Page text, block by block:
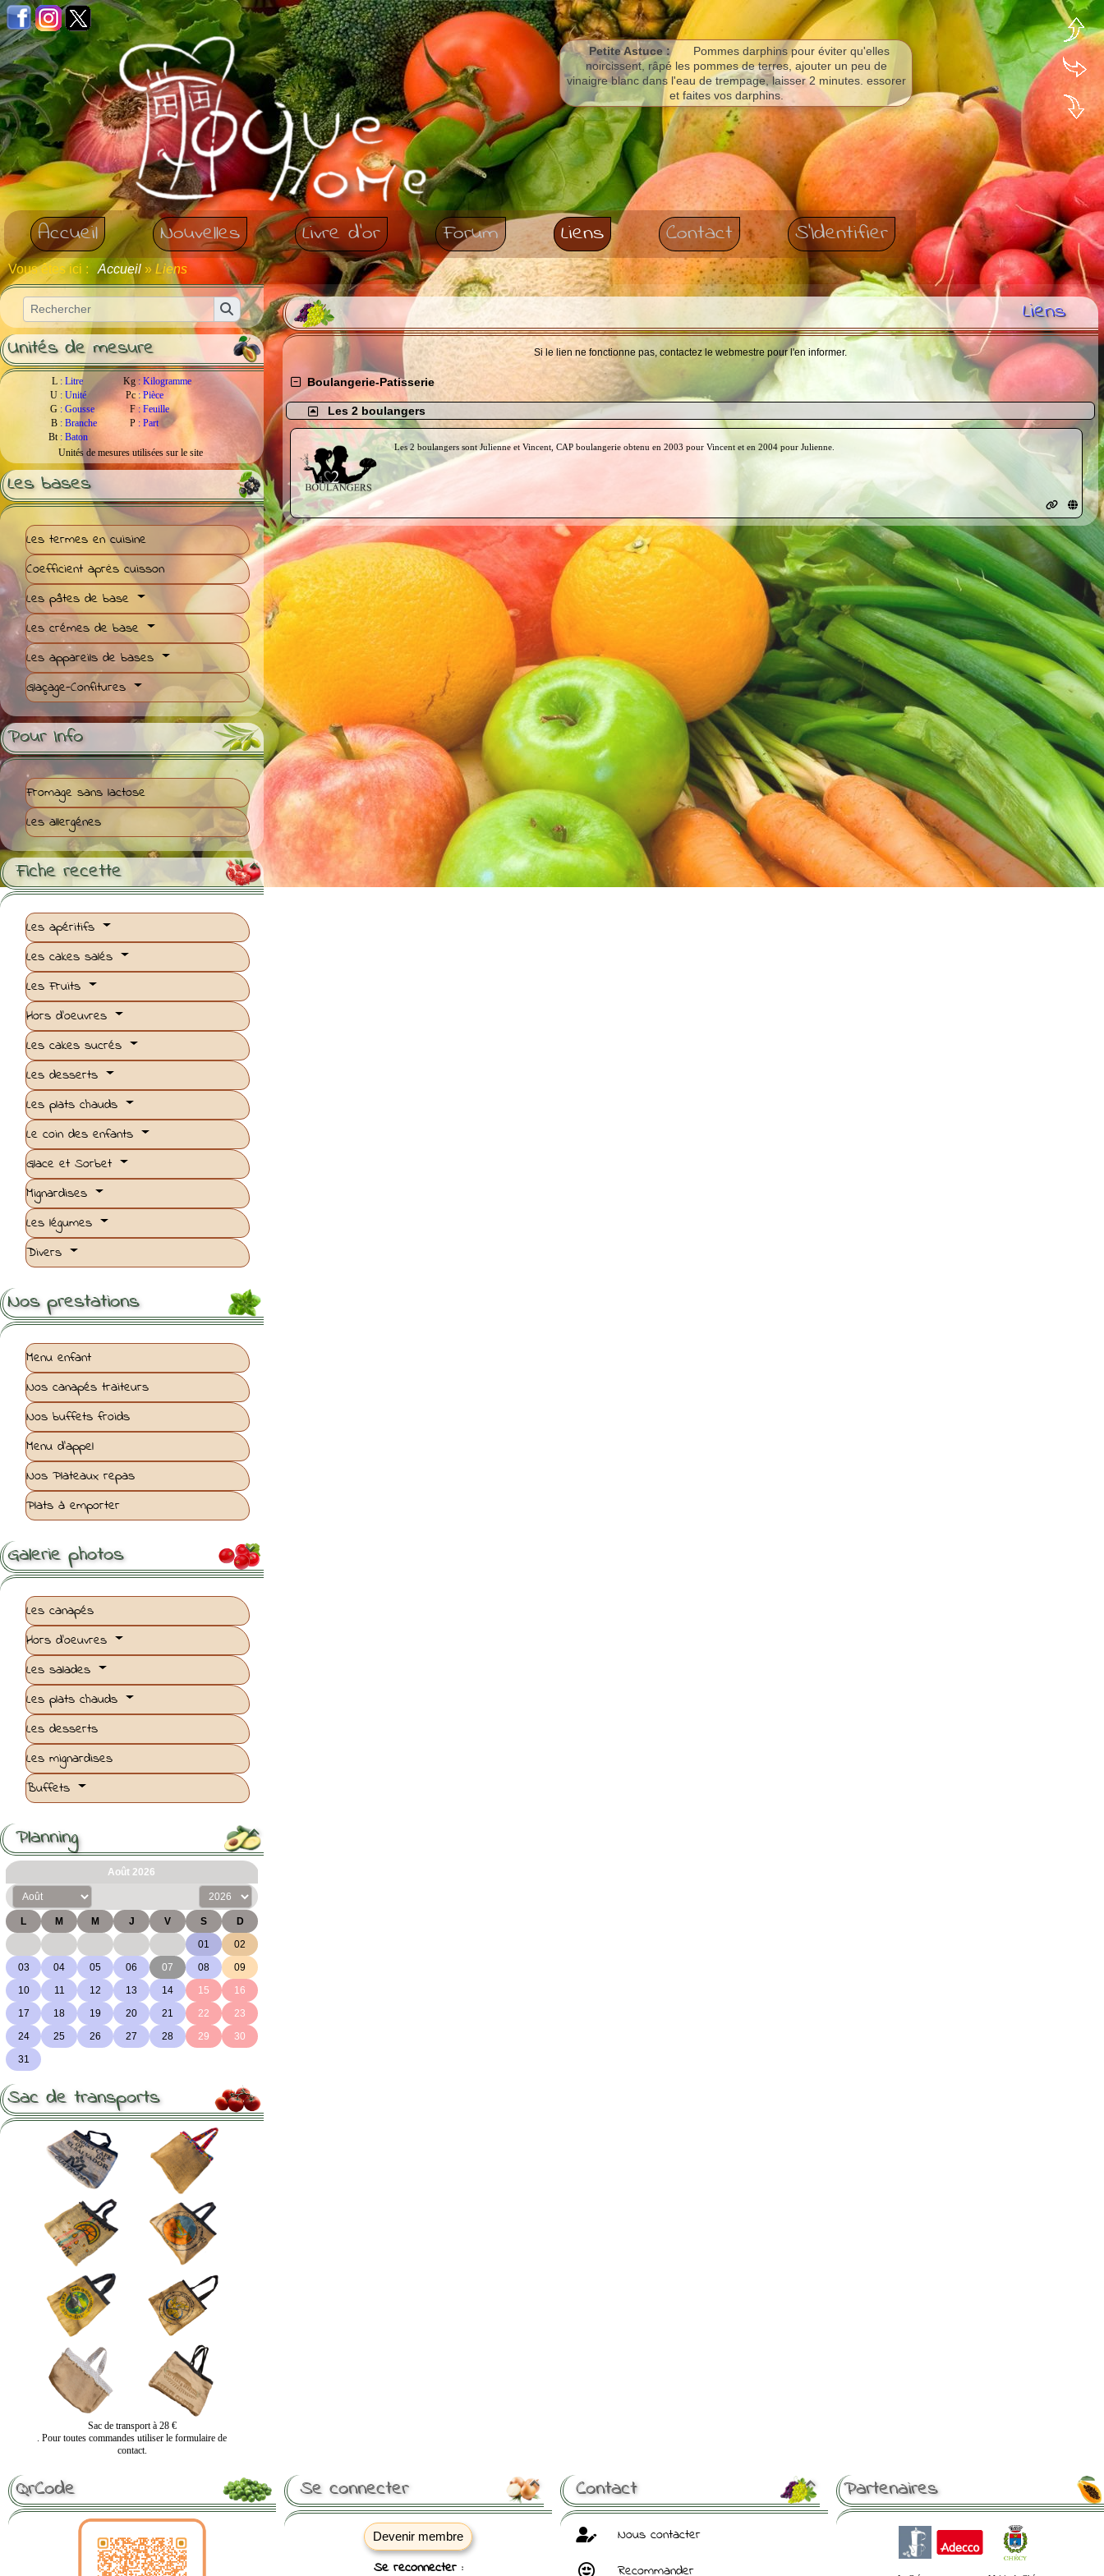
Petite Astuce :
Pommes darphins pour éviter qu'elles
noircissent, râpé les pommes de terres, ajouter un peu de
vinaigre blanc dans l'eau de trempage, laisser 2 minutes. essorer
et faites vos darphins.
Accueil Nouvelles Livre d'or Forum Liens Contact S'Identifier
Vous êtes ici : Accueil » Liens
Unités de mesure
L : Litre Kg : Kilogramme
U : Unité Pc : Pièce
G : Gousse F : Feuille
B : Branche P : Part
Bt : Baton
Unités de mesures utilisées sur le site
Les bases
Les termes en cuisine
Coefficient après cuisson
Les pâtes de base
Les crémes de base
Les appareils de bases
Glaçage-Confitures
Pour Info
Fromage sans lactose
Les allergénes

Fiche recette
Les apéritifs
Les cakes salés
Les Fruits
Hors d'oeuvres
Les cakes sucrés
Les desserts
Les plats chauds
Le coin des enfants
Glace et Sorbet
Mignardises
Les légumes
Divers
Nos prestations
Menu enfant
Nos canapés traiteurs
Nos buffets froids
Menu d'appel
Nos Plateaux repas
Plats à emporter

Galerie photos
Les canapés
Hors d'oeuvres
Les salades
Les plats chauds
Les desserts
Les mignardises
Buffets

Planning
Sac de transports
Sac de transport à 28 €
. Pour toutes commandes utiliser le formulaire de
contact.
Liens
Si le lien ne fonctionne pas, contactez le webmestre pour l'en informer.
Boulangerie-Patisserie
Les 2 boulangers
Les 2 boulangers sont Julienne et Vincent, CAP boulangerie obtenu en 2003 pour Vincent et en 2004 pour Julienne.
QrCode 
Se connecter
Devenir membre
Se reconnecter :

Contact
Nous contacter
Recommander
Partenaires
Panneau de gestion des cookies